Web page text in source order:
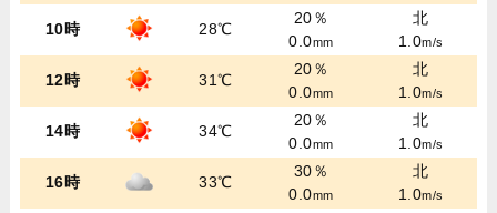
10時 28℃
20％
0.0mm
北
1.0m/s
12時 31℃
20％
0.0mm
北
1.0m/s
14時 34℃
20％
0.0mm
北
1.0m/s
16時 33℃
30％
0.0mm
北
1.0m/s